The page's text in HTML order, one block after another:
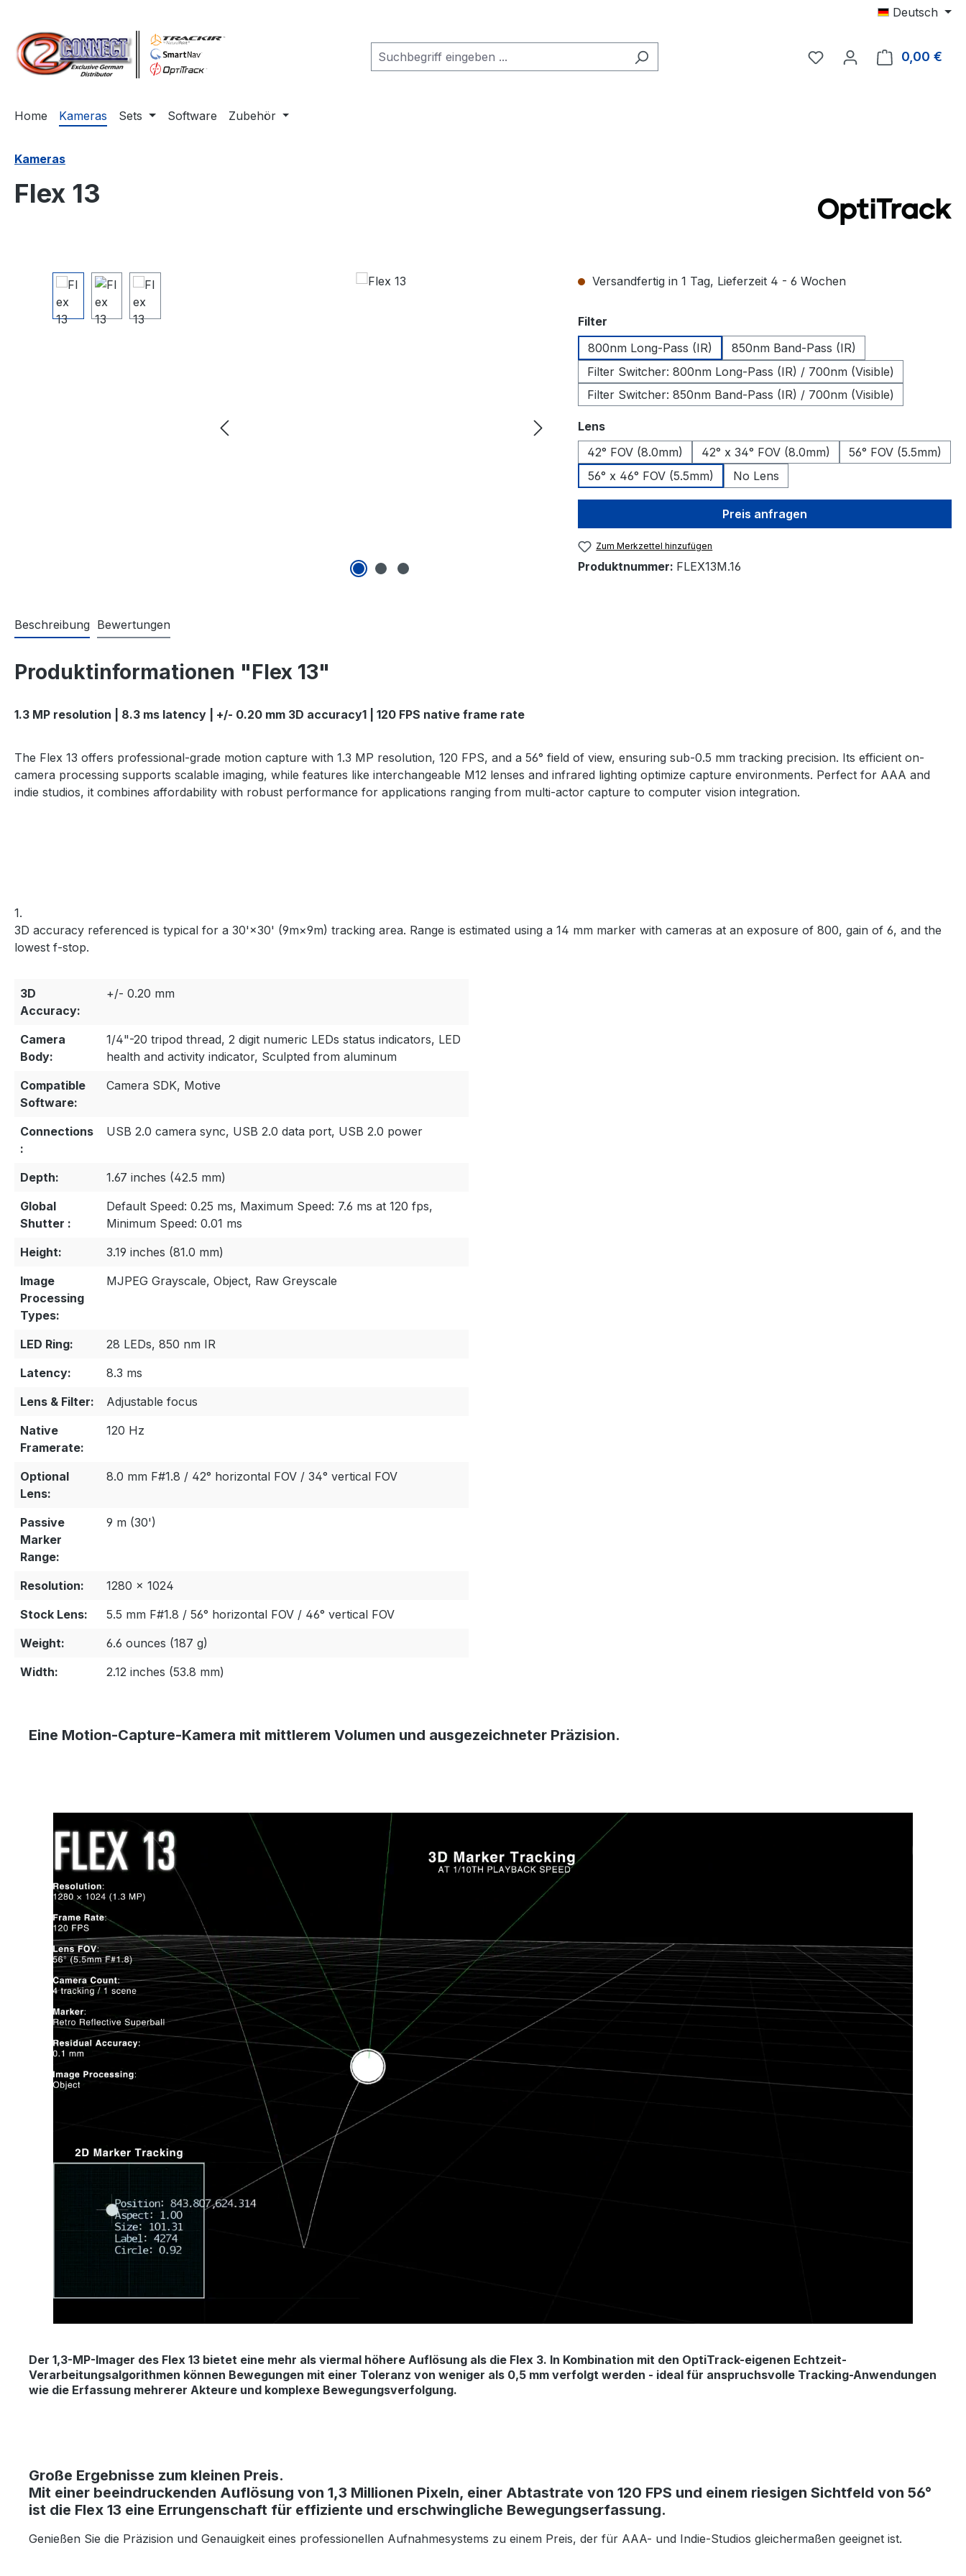
Deutsch
Du hast 0 Produkte auf
0,00 €
Home Kameras Sets Software Zubehör
Kameras
Flex 13
Bildergalerie überspringen Versandfertig in 1 Tag, Lieferzeit 4 - 6 Wochen
Filter
800nm Long-Pass (IR)
850nm Band-Pass (IR)
Filter Switcher: 800nm Long-Pass (IR) / 700nm (Visible)
Filter Switcher: 850nm Band-Pass (IR) / 700nm (Visible)
Lensauswählen
42° FOV (8.0mm)
42° x 34° FOV (8.0mm)
56° FOV (5.5mm)
56° x 46° FOV (5.5mm)
No Lens
Preis anfragen
Zum Merkzettel hinzufügen
Produktnummer: FLEX13M.16
Beschreibung Bewertungen
Produktinformationen "Flex 13"
1.3 MP resolution | 8.3 ms latency | +/- 0.20 mm 3D accuracy1 | 120 FPS native frame rate
The Flex 13 offers professional-grade motion capture with 1.3 MP resolution, 120 FPS, and a 56° field of view, ensuring sub-0.5 mm tracking precision. Its efficient on-
camera processing supports scalable imaging, while features like interchangeable M12 lenses and infrared lighting optimize capture environments. Perfect for AAA and
indie studios, it combines affordability with robust performance for applications ranging from multi-actor capture to computer vision integration.
1.
3D accuracy referenced is typical for a 30'×30' (9m×9m) tracking area. Range is estimated using a 14 mm marker with cameras at an exposure of 800, gain of 6, and the
lowest f-stop.
3D
Accuracy:
+/- 0.20 mm
Camera
Body:
1/4"-20 tripod thread, 2 digit numeric LEDs status indicators, LED
health and activity indicator, Sculpted from aluminum
Compatible
Software:
Camera SDK, Motive
Connections
:
USB 2.0 camera sync, USB 2.0 data port, USB 2.0 power
Depth:
1.67 inches (42.5 mm)
Global
Shutter :
Default Speed: 0.25 ms, Maximum Speed: 7.6 ms at 120 fps,
Minimum Speed: 0.01 ms
Height:
3.19 inches (81.0 mm)
Image
Processing
Types:
MJPEG Grayscale, Object, Raw Greyscale
LED Ring:
28 LEDs, 850 nm IR
Latency:
8.3 ms
Lens & Filter:
Adjustable focus
Native
Framerate:
120 Hz
Optional
Lens:
8.0 mm F#1.8 / 42° horizontal FOV / 34° vertical FOV
Passive
Marker
Range:
9 m (30')
Resolution:
1280 × 1024
Stock Lens:
5.5 mm F#1.8 / 56° horizontal FOV / 46° vertical FOV
Weight:
6.6 ounces (187 g)
Width:
2.12 inches (53.8 mm)
Eine Motion-Capture-Kamera mit mittlerem Volumen und ausgezeichneter Präzision.
Der 1,3-MP-Imager des Flex 13 bietet eine mehr als viermal höhere Auflösung als die Flex 3. In Kombination mit den OptiTrack-eigenen Echtzeit-
Verarbeitungsalgorithmen können Bewegungen mit einer Toleranz von weniger als 0,5 mm verfolgt werden - ideal für anspruchsvolle Tracking-Anwendungen
wie die Erfassung mehrerer Akteure und komplexe Bewegungsverfolgung.
Große Ergebnisse zum kleinen Preis.
Mit einer beeindruckenden Auflösung von 1,3 Millionen Pixeln, einer Abtastrate von 120 FPS und einem riesigen Sichtfeld von 56°
ist die Flex 13 eine Errungenschaft für effiziente und erschwingliche Bewegungserfassung.
Genießen Sie die Präzision und Genauigkeit eines professionellen Aufnahmesystems zu einem Preis, der für AAA- und Indie-Studios gleichermaßen geeignet ist.